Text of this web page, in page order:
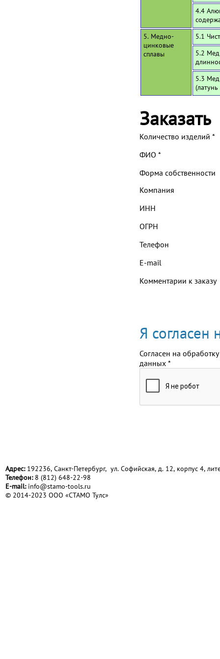
4.4
5. Медно-
цинковые
сплавы
5.1
5.2
5.3
Заказать
Количество изделий *
ФИО *
Форма собственности
Компания
ИНН
ОГРН
Телефон
E-mail
Комментарии к заказу
Я согласен
Согласен на обработку
данных *
Адрес:192236, Санкт-Петербург, ул. Софийская, д. 12, корпус 4,
Телефон:8 (812) 648-22-98
Е-mail: info@stamo-tools.ru
© 2014-2023 ООО «СТАМО Тулс»